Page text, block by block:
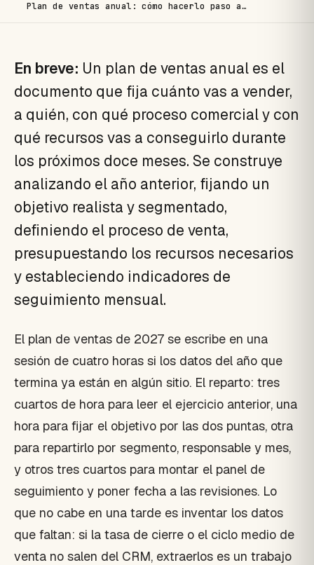
Plan de ventas anual: cómo hacerlo paso a…
En breve: Un plan de ventas anual es el
documento que fija cuánto vas a vender,
a quién, con qué proceso comercial y con
qué recursos vas a conseguirlo durante
los próximos doce meses. Se construye
analizando el año anterior, fijando un
objetivo realista y segmentado,
definiendo el proceso de venta,
presupuestando los recursos necesarios
y estableciendo indicadores de
seguimiento mensual.
El plan de ventas de 2027 se escribe en una
sesión de cuatro horas si los datos del año que
termina ya están en algún sitio. El reparto: tres
cuartos de hora para leer el ejercicio anterior, una
hora para fijar el objetivo por las dos puntas, otra
para repartirlo por segmento, responsable y mes,
y otros tres cuartos para montar el panel de
seguimiento y poner fecha a las revisiones. Lo
que no cabe en una tarde es inventar los datos
que faltan: si la tasa de cierre o el ciclo medio de
venta no salen del CRM, extraerlos es un trabajo